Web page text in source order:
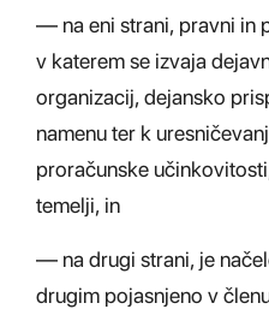
— na eni strani, pravni in
v katerem se izvaja
organizacij, dejansko
namenu ter k
proračunske
temelji, in
— na drugi strani, je
drugim pojasnjeno v